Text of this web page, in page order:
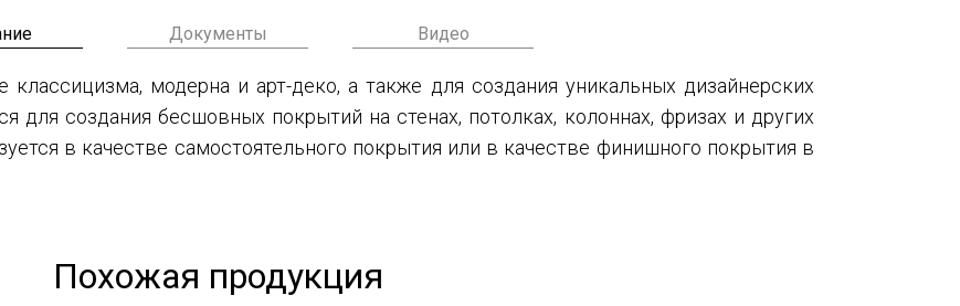
Документы Видео
модерна и арт-деко, а также для создания уникальных дизайнерских
для создания бесшовных покрытий на стенах, потолках, колоннах, фризах и других
в качестве самостоятельного покрытия или в качестве финишного покрытия в
Похожая продукция